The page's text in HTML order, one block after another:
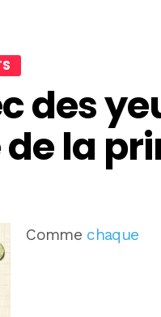
des
la
Comme chaque